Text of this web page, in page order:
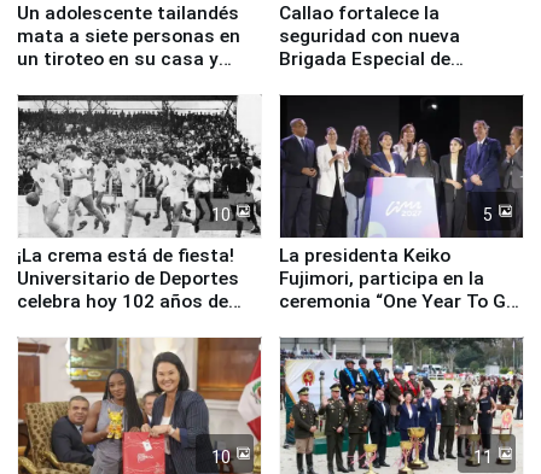
Un adolescente tailandés
mata a siete personas en
un tiroteo en su casa y
Callao fortalece la
seguridad con nueva
Brigada Especial de
equipamiento para
Serenazgo
10
¡La crema está de fiesta!
Universitario de Deportes
celebra hoy 102 años de
5
La presidenta Keiko
Fujimori, participa en la
ceremonia “One Year To Go
10 11